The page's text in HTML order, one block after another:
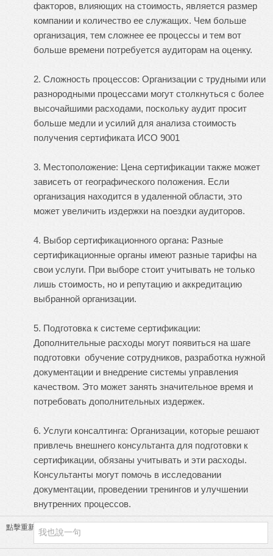
факторов, влияющих на стоимость, является размер
компании и количество ее служащих. Чем больше
организация, тем сложнее ее процессы и тем вот
больше времени потребуется аудиторам на оценку.
2. Сложность процессов: Организации с трудными или
разнородными процессами могут столкнуться с более
высочайшими расходами, поскольку аудит просит
больше медли и усилий для анализа стоимость
получения сертификата ИСО 9001
3. Местоположение: Цена сертификации также может
зависеть от географического положения. Если
организация находится в удаленной области, это
может увеличить издержки на поездки аудиторов.
4. Выбор сертификационного органа: Разные
сертификационные органы имеют разные тарифы на
свои услуги. При выборе стоит учитывать не только
лишь стоимость, но и репутацию и аккредитацию
выбранной организации.
5. Подготовка к системе сертификации:
Дополнительные расходы могут появиться на шаге
подготовки обучение сотрудников, разработка нужной
документации и внедрение системы управления
качеством. Это может занять значительное время и
потребовать дополнительных издержек.
6. Услуги консалтинга: Организации, которые решают
привлечь внешнего консультанта для подготовки к
сертификации, обязаны учитывать и эти расходы.
Консультанты могут помочь в исследовании
документации, проведении тренингов и улучшении
внутренних процессов.
點擊重新加載